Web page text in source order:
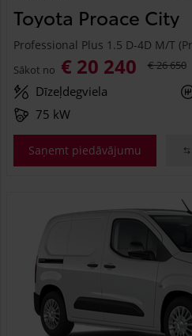
Toyota Proace City
Professional Plus 1.5 D-4D M/T
Sākot no € 20 240 € 26 650
Dīzeļdegviela
75 kW
Saņemt piedāvājumu